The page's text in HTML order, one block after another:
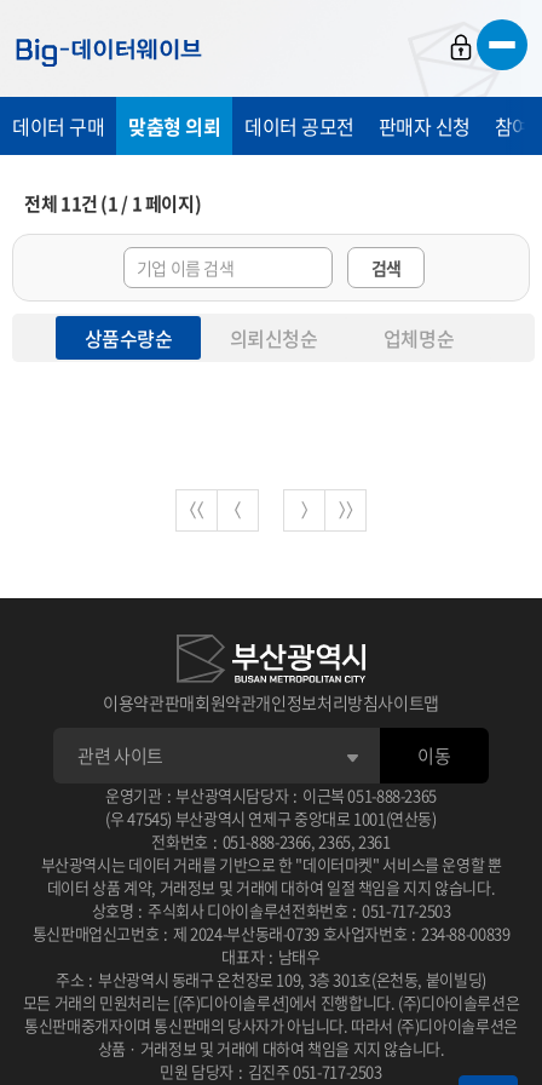
가
가
가
데이터 구매 맞춤형 의뢰 데이터 공모전 판매자 신청 참여
전체11건(1/1페이지)
검색
상품수량순 의뢰신청순 업체명순
이용약관판매회원약관개인정보처리방침사이트맵
운영기관 : 부산광역시담당자 : 이근복051-888-2365
(우 47545) 부산광역시 연제구 중앙대로 1001(연산동)
전화번호 : 051-888-2366, 2365, 2361
부산광역시는 데이터 거래를 기반으로 한 "데이터마켓" 서비스를 운영할 뿐
데이터 상품 계약, 거래정보 및 거래에 대하여 일절 책임을 지지 않습니다.
상호명 : 주식회사 디아이솔루션전화번호 : 051-717-2503
통신판매업신고번호 : 제 2024-부산동래-0739 호사업자번호 : 234-88-00839
대표자 : 남태우
주소 : 부산광역시 동래구 온천장로 109, 3층 301호(온천동, 붙이빌딩)
모든 거래의 민원처리는 [(주)디아이솔루션]에서 진행합니다. (주)디아이솔루션은
통신판매중개자이며 통신판매의 당사자가 아닙니다. 따라서 (주)디아이솔루션은
상품 · 거래정보 및 거래에 대하여 책임을 지지 않습니다.
민원 담당자 : 김진주 051-717-2503
이동